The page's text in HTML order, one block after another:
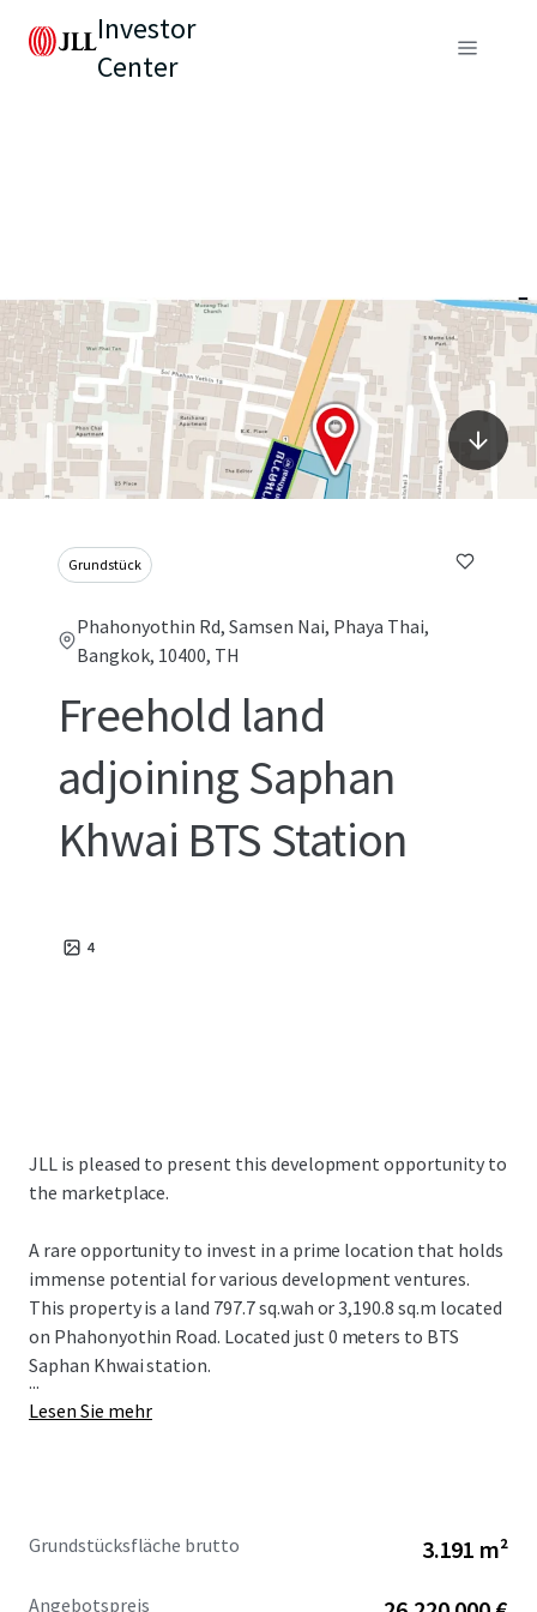
Investor
Center
Grundstück
Phahonyothin Rd, Samsen Nai, Phaya Thai,
Bangkok, 10400, TH
Freehold land
adjoining Saphan
Khwai BTS Station
4
JLL is pleased to present this development opportunity to
the marketplace.
A rare opportunity to invest in a prime location that holds
immense potential for various development ventures.
This property is a land 797.7 sq.wah or 3,190.8 sq.m located
on Phahonyothin Road. Located just 0 meters to BTS
Saphan Khwai station.
...
Lesen Sie mehr
Grundstücksfläche brutto 3.191 m²
Angebotspreis